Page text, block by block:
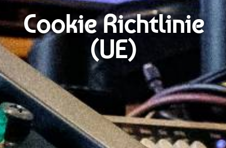
Cookie Richtlinie
(UE)